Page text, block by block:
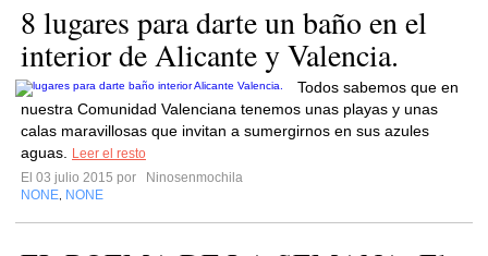
8 lugares para darte un baño en el
interior de Alicante y Valencia.
Todos sabemos que en
nuestra Comunidad Valenciana tenemos unas playas y unas
calas maravillosas que invitan a sumergirnos en sus azules
aguas.
Leer el resto
El 03 julio 2015 por
Ninosenmochila
NONE NONE